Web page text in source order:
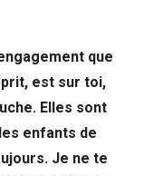
que
est sur toi,
Elles sont
enfants de
Je ne te